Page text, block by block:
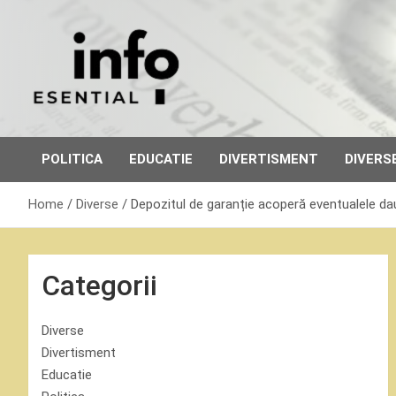
POLITICA EDUCATIE DIVERTISMENT
Home Diverse Depozitul de garanție acoperă eventualele
Categorii
Diverse
Divertisment
Educatie